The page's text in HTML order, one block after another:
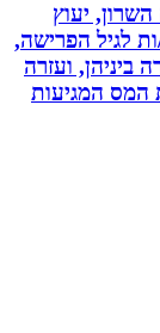
יעוץ
הפרישה,
ועזרה
המגיעות